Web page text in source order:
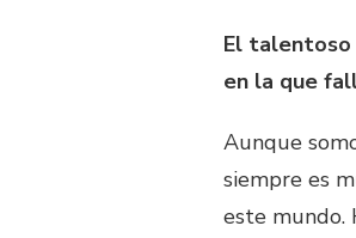
El talentoso
en la que
Aunque
siempre es
este mundo.